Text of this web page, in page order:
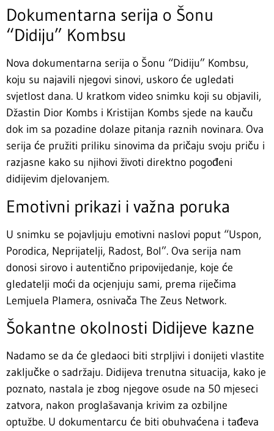
Dokumentarna serija o Šonu
“Didiju” Kombsu
Nova dokumentarna serija o Šonu “Didiju” Kombsu,
koju su najavili njegovi sinovi, uskoro će ugledati
svjetlost dana. U kratkom video snimku koji su objavili,
Džastin Dior Kombs i Kristijan Kombs sjede na kauču
dok im sa pozadine dolaze pitanja raznih novinara. Ova
serija će pružiti priliku sinovima da pričaju svoju priču i
razjasne kako su njihovi životi direktno pogođeni
didijevim djelovanjem.
Emotivni prikazi i važna poruka
U snimku se pojavljuju emotivni naslovi poput “Uspon,
Porodica, Neprijatelji, Radost, Bol”. Ova serija nam
donosi sirovo i autentično pripovijedanje, koje će
gledatelji moći da ocjenjuju sami, prema riječima
Lemjuela Plamera, osnivača The Zeus Network.
Šokantne okolnosti Didijeve kazne
Nadamo se da će gledaoci biti strpljivi i donijeti vlastite
zaključke o sadržaju. Didijeva trenutna situacija, kako je
poznato, nastala je zbog njegove osude na 50 mjeseci
zatvora, nakon proglašavanja krivim za ozbiljne
optužbe. U dokumentarcu će biti obuhvaćena i tađeva